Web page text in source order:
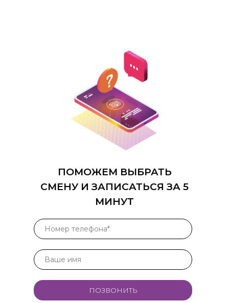
ПОМОЖЕМ ВЫБРАТЬ
СМЕНУ И ЗАПИСАТЬСЯ ЗА 5
МИНУТ
ПОЗВОНИТЬ